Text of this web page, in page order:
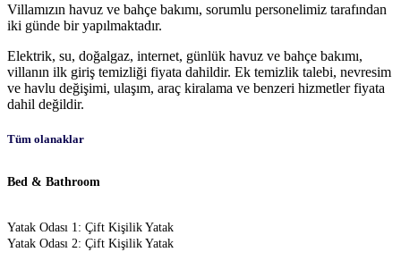
Villamızın havuz ve bahçe bakımı, sorumlu personelimiz tarafından
iki günde bir yapılmaktadır.
Elektrik, su, doğalgaz, internet, günlük havuz ve bahçe bakımı,
villanın ilk giriş temizliği fiyata dahildir. Ek temizlik talebi, nevresim
ve havlu değişimi, ulaşım, araç kiralama ve benzeri hizmetler fiyata
dahil değildir.
Tüm olanaklar
Bed & Bathroom
Yatak Odası 1: Çift Kişilik Yatak
Yatak Odası 2: Çift Kişilik Yatak